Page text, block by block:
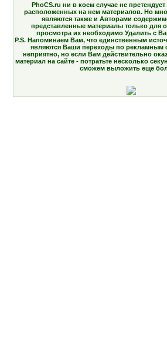
PhoCS.ru ни в коем случае не
расположенных на нем материалов. Но
являются также и Авторами
представленные материалы только для
просмотра их необходимо Удалить с
P.S. Напоминаем Вам, что единственным
являются Ваши переходы по рекламным
неприятно, но если Вам действительно
материал на сайте - потратьте несколько
сможем выложить еще